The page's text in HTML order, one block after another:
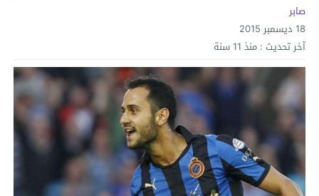
صابر
18 ديسمبر 2015
آخر تحديث : منذ 11 سنة